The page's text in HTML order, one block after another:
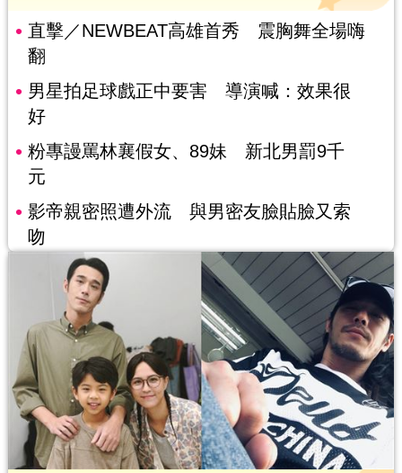
直擊／NEWBEAT高雄首秀 震胸舞全場嗨
翻
男星拍足球戲正中要害 導演喊：效果很
好
粉專謾罵林襄假女、89妹 新北男罰9千
元
影帝親密照遭外流 與男密友臉貼臉又索
吻